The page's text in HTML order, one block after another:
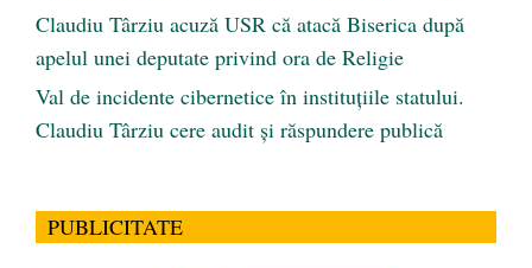
Claudiu Târziu acuză USR că atacă Biserica după
apelul unei deputate privind ora de Religie
Val de incidente cibernetice în instituțiile statului.
Claudiu Târziu cere audit și răspundere publică
PUBLICITATE